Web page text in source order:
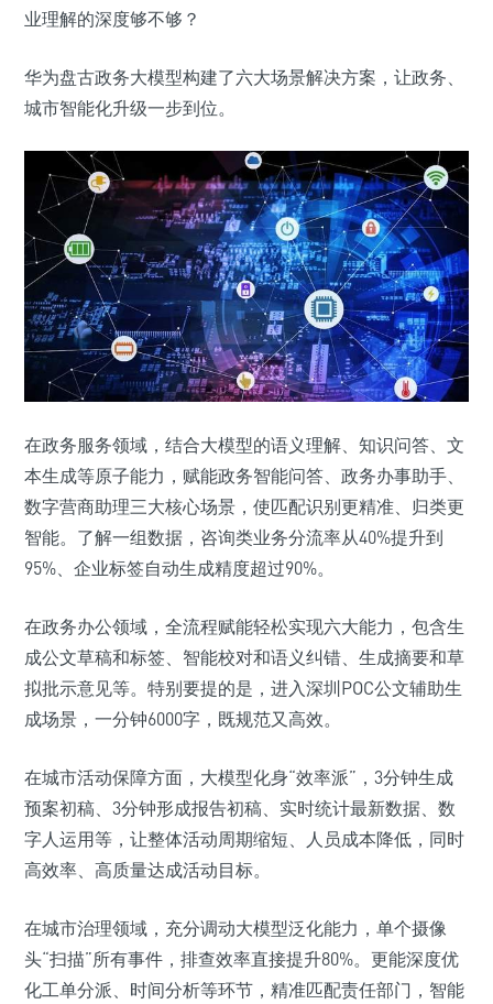
业理解的深度够不够？
华为盘古政务大模型构建了六大场景解决方案，让政务、
城市智能化升级一步到位。
在政务服务领域，结合大模型的语义理解、知识问答、文
本生成等原子能力，赋能政务智能问答、政务办事助手、
数字营商助理三大核心场景，使匹配识别更精准、归类更
智能。了解一组数据，咨询类业务分流率从40%提升到
95%、企业标签自动生成精度超过90%。
在政务办公领域，全流程赋能轻松实现六大能力，包含生
成公文草稿和标签、智能校对和语义纠错、生成摘要和草
拟批示意见等。特别要提的是，进入深圳POC公文辅助生
成场景，一分钟6000字，既规范又高效。
在城市活动保障方面，大模型化身“效率派”，3分钟生成
预案初稿、3分钟形成报告初稿、实时统计最新数据、数
字人运用等，让整体活动周期缩短、人员成本降低，同时
高效率、高质量达成活动目标。
在城市治理领域，充分调动大模型泛化能力，单个摄像
头“扫描”所有事件，排查效率直接提升80%。更能深度优
化工单分派、时间分析等环节，精准匹配责任部门，智能